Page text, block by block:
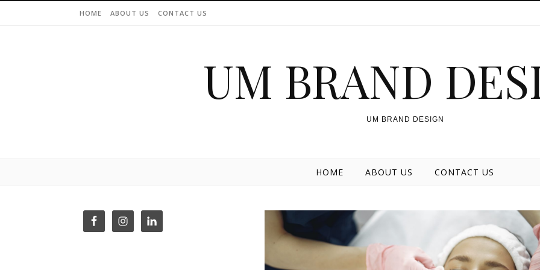
HOME ABOUT US CONTACT US
UM BRAND
UM BRAND DESIGN
HOME ABOUT US CONTACT US